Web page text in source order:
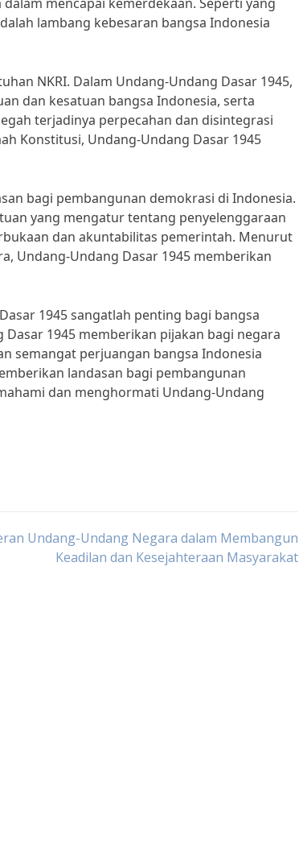
lambang kebesaran bangsa Indonesia
NKRI. Dalam Undang-Undang Dasar 1945,
dan kesatuan bangsa Indonesia, serta
terjadinya perpecahan dan disintegrasi
Konstitusi, Undang-Undang Dasar 1945
bagi pembangunan demokrasi di Indonesia.
yang mengatur tentang penyelenggaraan
dan akuntabilitas pemerintah. Menurut
Undang-Undang Dasar 1945 memberikan
1945 sangatlah penting bagi bangsa
1945 memberikan pijakan bagi negara
semangat perjuangan bangsa Indonesia
landasan bagi pembangunan
dan menghormati Undang-Undang
Undang-Undang Negara dalam Membangun
Keadilan dan Kesejahteraan Masyarakat